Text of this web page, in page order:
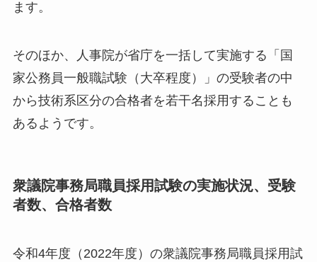
ます。
そのほか、人事院が省庁を一括して実施する「国
家公務員一般職試験（大卒程度）」の受験者の中
から技術系区分の合格者を若干名採用することも
あるようです。
衆議院事務局職員採用試験の実施状況、受験
者数、合格者数
令和4年度（2022年度）の衆議院事務局職員採用試